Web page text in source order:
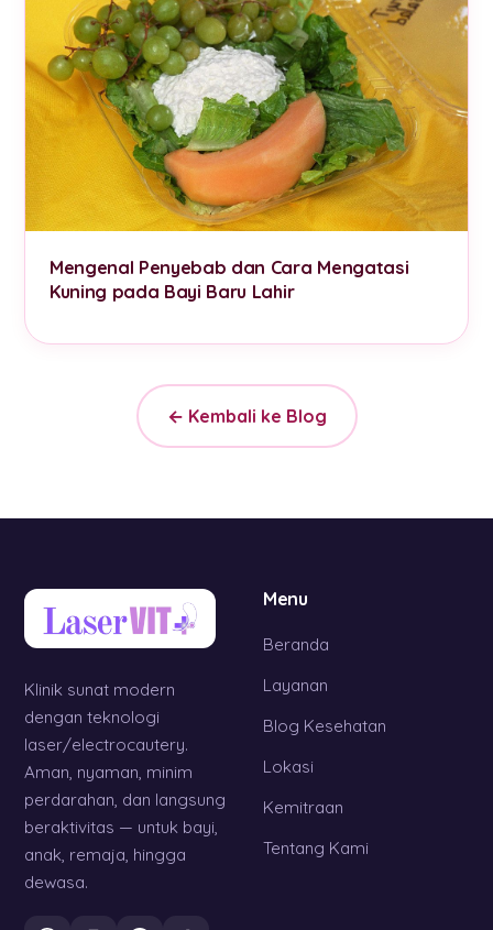
Mengenal Penyebab dan Cara Mengatasi
Kuning pada Bayi Baru Lahir
← Kembali ke Blog
Klinik sunat modern
dengan teknologi
laser/electrocautery.
Aman, nyaman, minim
perdarahan, dan langsung
beraktivitas — untuk bayi,
anak, remaja, hingga
dewasa.
Menu
Beranda
Layanan
Blog Kesehatan
Lokasi
Kemitraan
Tentang Kami